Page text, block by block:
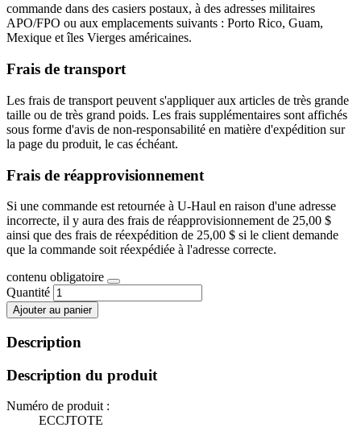
commande dans des casiers postaux, à des adresses militaires
APO/FPO ou aux emplacements suivants : Porto Rico, Guam,
Mexique et îles Vierges américaines.
Frais de transport
Les frais de transport peuvent s'appliquer aux articles de très grande
taille ou de très grand poids. Les frais supplémentaires sont affichés
sous forme d'avis de non-responsabilité en matière d'expédition sur
la page du produit, le cas échéant.
Frais de réapprovisionnement
Si une commande est retournée à U-Haul en raison d'une adresse
incorrecte, il y aura des frais de réapprovisionnement de 25,00 $
ainsi que des frais de réexpédition de 25,00 $ si le client demande
que la commande soit réexpédiée à l'adresse correcte.
contenu obligatoire
Quantité
Ajouter au panier
Description
Description du produit
Numéro de produit :
ECCJTOTE